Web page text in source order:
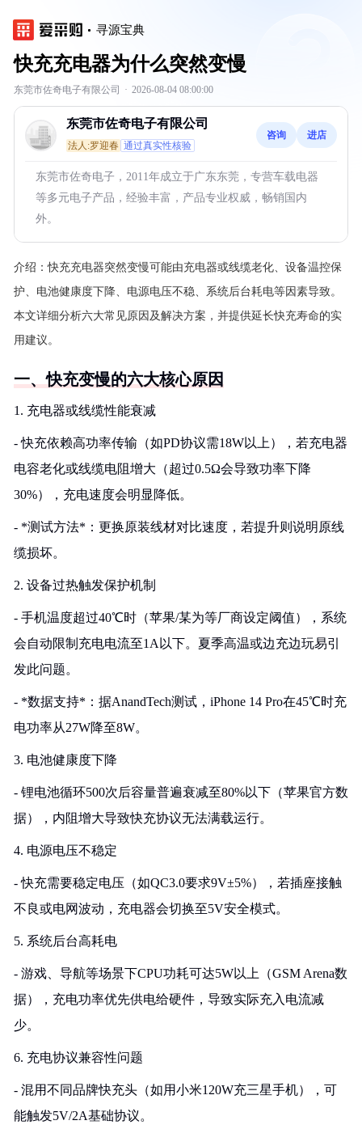
寻源宝典
快充充电器为什么突然变慢
东莞市佐奇电子有限公司 · 2026-08-04 08:00:00
东莞市佐奇电子有限公司
法人:罗迎春 通过真实性核验
咨询 进店
东莞市佐奇电子，2011年成立于广东东莞，专营车载电器
等多元电子产品，经验丰富，产品专业权威，畅销国内
外。
介绍：快充充电器突然变慢可能由充电器或线缆老化、设备温控保
护、电池健康度下降、电源电压不稳、系统后台耗电等因素导致。
本文详细分析六大常见原因及解决方案，并提供延长快充寿命的实
用建议。
一、快充变慢的六大核心原因
1. 充电器或线缆性能衰减
- 快充依赖高功率传输（如PD协议需18W以上），若充电器
电容老化或线缆电阻增大（超过0.5Ω会导致功率下降
30%），充电速度会明显降低。
- *测试方法*：更换原装线材对比速度，若提升则说明原线
缆损坏。
2. 设备过热触发保护机制
- 手机温度超过40℃时（苹果/某为等厂商设定阈值），系统
会自动限制充电电流至1A以下。夏季高温或边充边玩易引
发此问题。
- *数据支持*：据AnandTech测试，iPhone 14 Pro在45℃时充
电功率从27W降至8W。
3. 电池健康度下降
- 锂电池循环500次后容量普遍衰减至80%以下（苹果官方数
据），内阻增大导致快充协议无法满载运行。
4. 电源电压不稳定
- 快充需要稳定电压（如QC3.0要求9V±5%），若插座接触
不良或电网波动，充电器会切换至5V安全模式。
5. 系统后台高耗电
- 游戏、导航等场景下CPU功耗可达5W以上（GSM Arena数
据），充电功率优先供电给硬件，导致实际充入电流减
少。
6. 充电协议兼容性问题
- 混用不同品牌快充头（如用小米120W充三星手机），可
能触发5V/2A基础协议。